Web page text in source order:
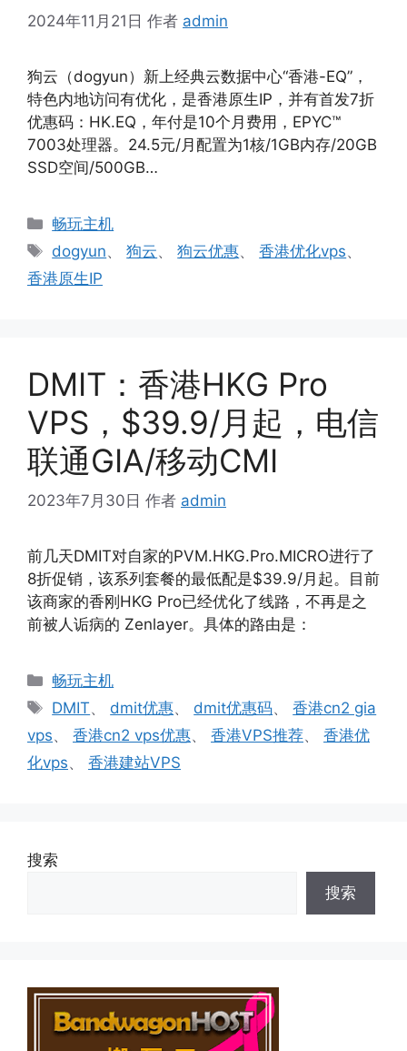
2024年11月21日 作者 admin
狗云（dogyun）新上经典云数据中心“香港-EQ”，
特色内地访问有优化，是香港原生IP，并有首发7折
优惠码：HK.EQ，年付是10个月费用，EPYC™
7003处理器。24.5元/月配置为1核/1GB内存/20GB
SSD空间/500GB…
分
类
畅玩主机
标
签
dogyun、狗云、狗云优惠、香港优化vps、
香港原生IP
DMIT：香港HKG Pro
VPS，$39.9/月起，电信
联通GIA/移动CMI
2023年7月30日 作者 admin
前几天DMIT对自家的PVM.HKG.Pro.MICRO进行了
8折促销，该系列套餐的最低配是$39.9/月起。目前
该商家的香刚HKG Pro已经优化了线路，不再是之
前被人诟病的 Zenlayer。具体的路由是：
分
类
畅玩主机
标
DMIT、 dmit优惠、 dmit优惠码、香港cn2 gia
vps、 香港cn2 vps优惠、 香港VPS推荐、 香港优
化vps、 香港建站VPS
搜索
搜索